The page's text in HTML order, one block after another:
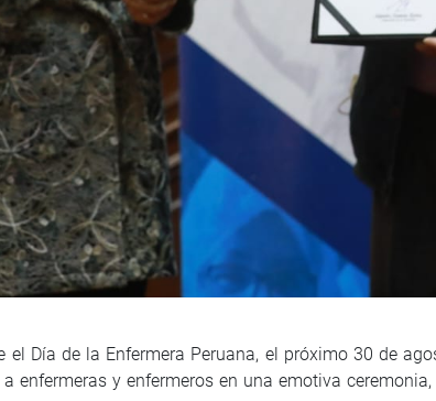
el Día de la Enfermera Peruana, el próximo 30 de
enfermeras y enfermeros en una emotiva